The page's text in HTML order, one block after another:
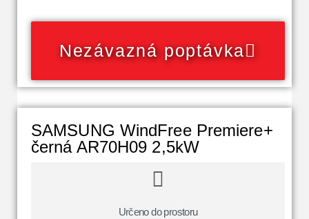
Nezávazná poptávka
SAMSUNG WindFree Premiere+
černá AR70H09 2,5kW
Určeno do prostoru